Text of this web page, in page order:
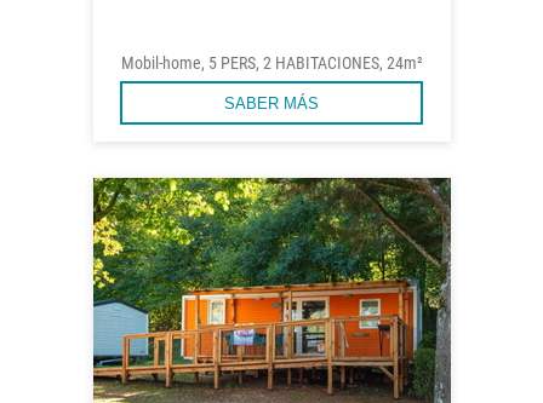
Mobil-home, 5 PERS, 2 HABITACIONES, 24m²
SABER MÁS